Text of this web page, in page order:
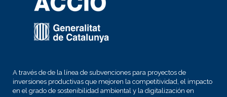
A través de de la línea de subvenciones para proyectos de
inversiones productivas que mejoren la competitividad, el impacto
en el grado de sostenibilidad ambiental y la digitalización en